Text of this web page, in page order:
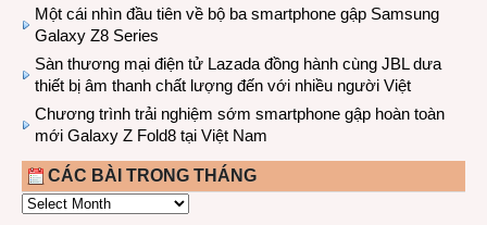
Một cái nhìn đầu tiên về bộ ba smartphone gập Samsung
Galaxy Z8 Series
Sàn thương mại điện tử Lazada đồng hành cùng JBL dưa
thiết bị âm thanh chất lượng đến với nhiều người Việt
Chương trình trải nghiệm sớm smartphone gập hoàn toàn
mới Galaxy Z Fold8 tại Việt Nam
CÁC BÀI TRONG THÁNG
CÁC